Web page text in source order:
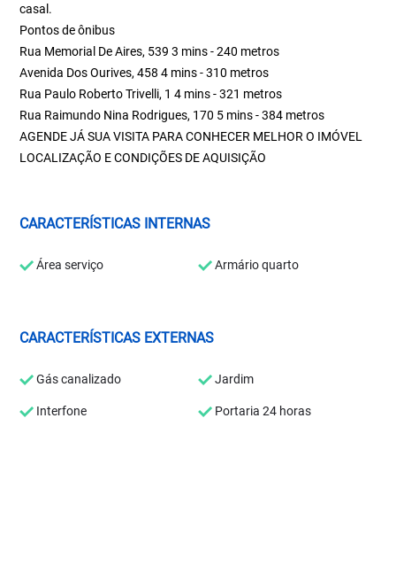
casal.
Pontos de ônibus
Rua Memorial De Aires, 539 3 mins - 240 metros
Avenida Dos Ourives, 458 4 mins - 310 metros
Rua Paulo Roberto Trivelli, 1 4 mins - 321 metros
Rua Raimundo Nina Rodrigues, 170 5 mins - 384 metros
AGENDE JÁ SUA VISITA PARA CONHECER MELHOR O IMÓVEL
LOCALIZAÇÃO E CONDIÇÕES DE AQUISIÇÃO
CARACTERÍSTICAS INTERNAS
Área serviço Armário quarto
CARACTERÍSTICAS EXTERNAS
Gás canalizado Jardim
Interfone Portaria 24 horas